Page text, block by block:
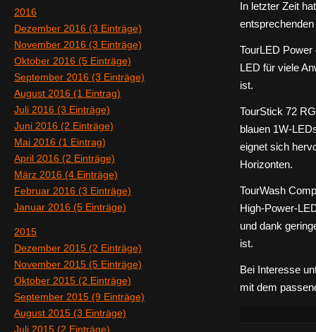
2016
Dezember 2016 (3 Einträge)
November 2016 (3 Einträge)
Oktober 2016 (5 Einträge)
September 2016 (3 Einträge)
August 2016 (1 Eintrag)
Juli 2016 (3 Einträge)
Juni 2016 (2 Einträge)
Mai 2016 (1 Eintrag)
April 2016 (2 Einträge)
März 2016 (4 Einträge)
Februar 2016 (3 Einträge)
Januar 2016 (5 Einträge)
2015
Dezember 2015 (2 Einträge)
November 2015 (5 Einträge)
Oktober 2015 (2 Einträge)
September 2015 (9 Einträge)
August 2015 (3 Einträge)
Juli 2015 (2 Einträge)
In letzter Zeit
TourLED
LED für viele
ist.
TourStick 72
blauen 1W-
eignet sich
Horizonten.
TourWash
High-Power-
und dank
ist.
Bei Interesse
mit dem